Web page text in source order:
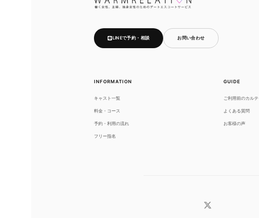
LINEで予約・相談 お問い合わせ
INFORMATION
キャスト一覧
料金・コース
予約・利用の流れ
フリー指名
GUIDE
ご利用前のカルテ
よくある質問
お客様の声